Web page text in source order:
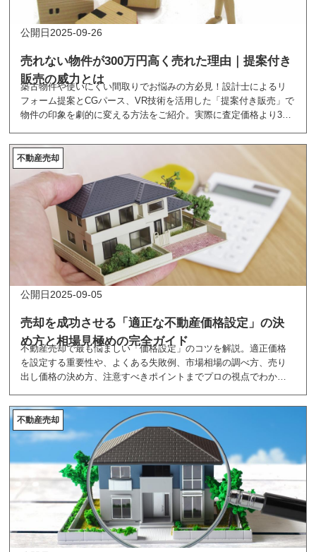
売れない物件が300万円高く売れた理由｜提案付き
販売の威力とは
2025-09-26
築古物件や使いにくい間取りでお悩みの方必見！設計士によるリ
フォーム提案とCGパース、VR技術を活用した「提案付き販売」で
物件の印象を劇的に変える方法をご紹介。実際に査定価格より300
「RenovalueX」について詳しく解説します。
不動産売却
売却を成功させる「適正な不動産価格設定」の決
め方と相場見極めの完全ガイド
2025-09-05
不動産売却で最も悩ましい「価格設定」のコツを解説。適正価格
を設定する重要性や、よくある失敗例、市場相場の調べ方、売り
出し価格の決め方、注意すべきポイントまでプロの視点でわかり
不動産売却